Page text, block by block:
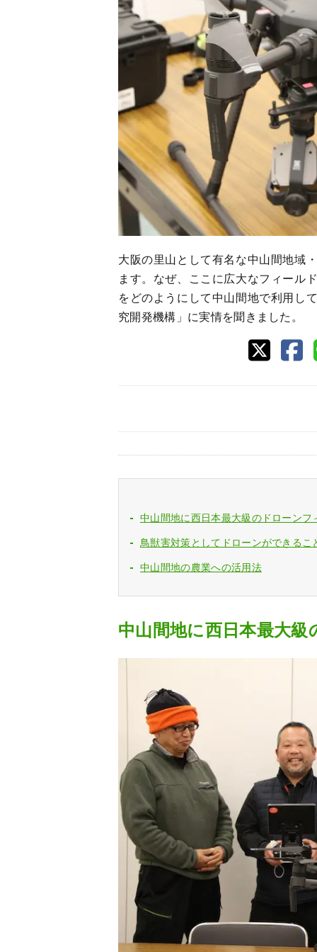
大阪の里山として有名な中山間地域
ます。なぜ、ここに広大なフィール
をどのようにして中山間地で利用し
究開発機構」に実情を聞きました。
中山間地に西日本最大級のドローンフ
鳥獣害対策としてドローンができるこ
中山間地の農業への活用法
中山間地に西日本最大